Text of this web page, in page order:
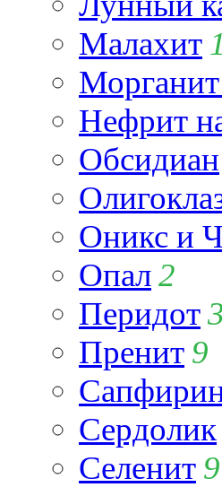
Малахит
Нефрит
Обсидиан
Оникс и
Опал2
Перидот
Пренит 9
Сердолик
Селенит 9